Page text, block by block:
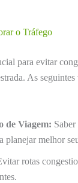
o Tráfego
para evitar
As seguintes
de Viagem:
planejar melhor
rotas